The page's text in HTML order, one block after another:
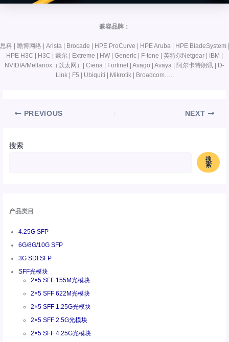
搜索
搜
索
产品类目
4.25G SFP
6G/8G/10G SFP
3G SDI SFP
SFF光模块
2×5 SFF 155M光模块
2×5 SFF 622M光模块
2×5 SFF 1.25G光模块
2×5 SFF 2.5G光模块
2×5 SFF 4.25G光模块
兼容品牌：
思科 | 瞻博网络 | Arista | Brocade | HPE ProCurve | HPE Aruba | HPE BladeSystem |
HPE H3C | H3C | 戴尔 | Extreme | HW | Generic | F-tone | 英特尔Netgear | IBM |
NVIDIA/Mellanox（以太网）| Ciena | Fortinet | Avago | Avaya | 阿尔卡特朗讯 | D-
Link | F5 | Ubiquiti | Mikrotik | Broadcom…..
PREVIOUS NEXT